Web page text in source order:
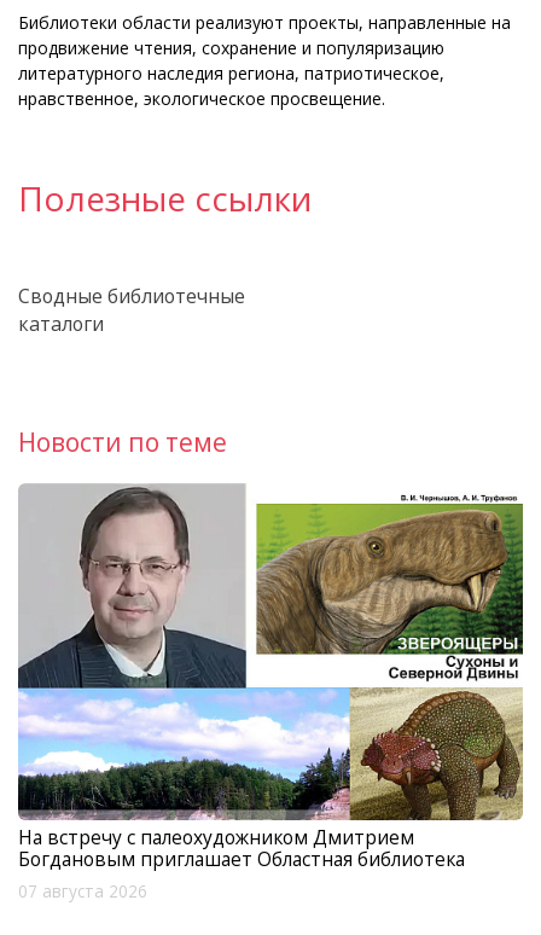
Библиотеки области реализуют проекты, направленные на
продвижение чтения, сохранение и популяризацию
литературного наследия региона, патриотическое,
нравственное, экологическое просвещение.
Полезные ссылки
Сводные библиотечные
каталоги
Новости по теме
На встречу с палеохудожником Дмитрием
Богдановым приглашает Областная библиотека
07 августа 2026